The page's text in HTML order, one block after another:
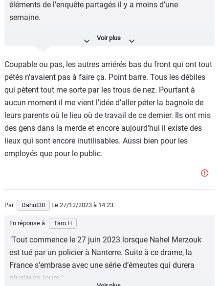
éléments de l'enquête partagés il y a moins d'une
semaine.
https://www.rtl.fr/actu/justice-faits-divers/info-rtl-mort-de-
version-du-policier-7900333183
Voilà qui se rapprochent de tous les témoignages.
L'abus de CNews est dangeureux pour la santé.
Coupable ou pas, les autres arriérés bas du front qui ont tout
pétés n'avaient pas à faire ça. Point barre. Tous les débiles
qui pètent tout me sorte par les trous de nez. Pourtant à
aucun moment il me vient l'idée d'aller péter la bagnole de
leurs parents où le lieu où de travail de ce dernier. Ils ont mis
des gens dans la merde et encore aujourd'hui il existe des
lieux qui sont encore inutilisables. Aussi bien pour les
employés que pour le public.
Par Dahut38 Le 27/12/2023 à 14:23
En réponse à Taro.H
"Tout commence le 27 juin 2023 lorsque Nahel Merzouk
est tué par un policier à Nanterre. Suite à ce drame, la
France s’embrase avec une série d’émeutes qui durera
plusieurs jours."